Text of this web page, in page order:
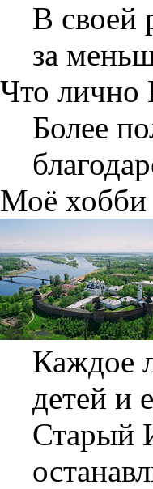
В своей
за
Что лично
Более
Моё хобби
Каждое
детей и
Старый